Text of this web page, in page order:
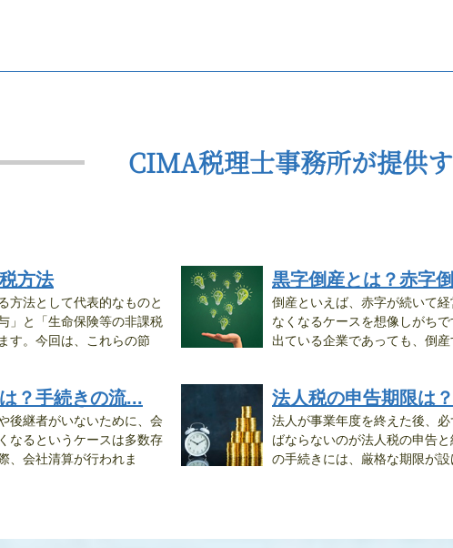
CIMA税理士事務所が提供
方法
方法として代表的なものと
」と「生命保険等の非課税
す。今回は、これらの節
黒字倒産とは？赤字
倒産といえば、赤字が続いて
なくなるケースを想像しがち
出ている企業であっても、倒
？手続きの流...
後継者がいないために、会
なるというケースは多数存
、会社清算が行われま
法人税の申告期限は
法人が事業年度を終えた後、
ばならないのが法人税の申告と
の手続きには、厳格な期限が